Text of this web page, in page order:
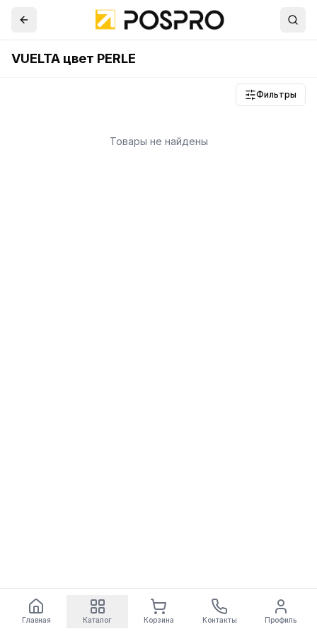
VUELTA цвет PERLE
Фильтры
Товары не найдены
Главная Каталог Корзина Контакты Профиль